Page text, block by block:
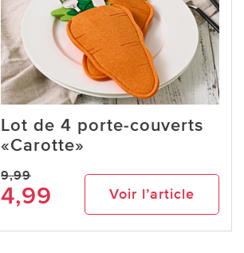
Lot de 4 porte-couverts
«Carotte»
9,99
4,99 Voir l’article